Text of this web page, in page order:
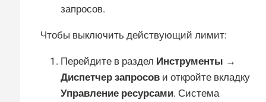
запросов.
Чтобы выключить действующий лимит:
Перейдите в раздел Инструменты →
Диспетчер запросов и откройте вкладку
Управление ресурсами. Система